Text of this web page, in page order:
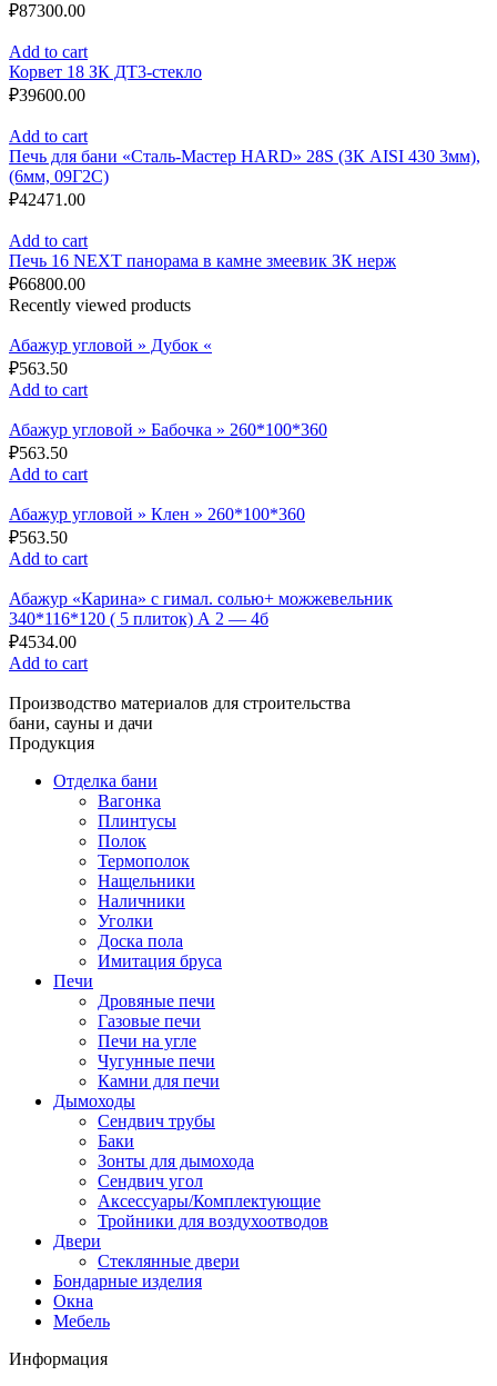
₽87300.00
Add to cart
Корвет 18 ЗК ДТ3-стекло
₽39600.00
Add to cart
Печь для бани «Сталь-Мастер HARD» 28S (ЗК AISI 430 3мм),
(6мм, 09Г2С)
₽42471.00
Add to cart
Печь 16 NEXT панорама в камне змеевик ЗК нерж
₽66800.00
Recently viewed products
Абажур угловой » Дубок «
₽563.50
Add to cart
Абажур угловой » Бабочка » 260*100*360
₽563.50
Add to cart
Абажур угловой » Клен » 260*100*360
₽563.50
Add to cart
Абажур «Карина» с гимал. солью+ можжевельник
340*116*120 ( 5 плиток) А 2 — 4б
₽4534.00
Add to cart
Производство материалов для строительства
бани, сауны и дачи
Продукция
Отделка бани
Вагонка
Плинтусы
Полок
Термополок
Нащельники
Наличники
Уголки
Доска пола
Имитация бруса
Печи
Дровяные печи
Газовые печи
Печи на угле
Чугунные печи
Камни для печи
Дымоходы
Сендвич трубы
Баки
Зонты для дымохода
Сендвич угол
Аксессуары/Комплектующие
Тройники для воздухоотводов
Двери
Стеклянные двери
Бондарные изделия
Окна
Мебель
Информация